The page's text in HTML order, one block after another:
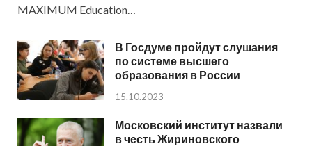
MAXIMUM Education…
В Госдуме пройдут слушания
по системе высшего
образования в России
15.10.2023
Московский институт назвали
в честь Жириновского